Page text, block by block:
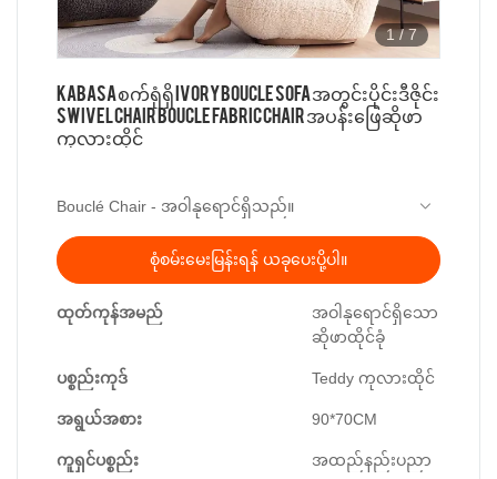
1/7
KABASA စက်ရုံရှိ Ivory boucle sofa အတွင်းပိုင်းဒီဇိုင်း
Swivel chair Boucle fabric chair အပန်းဖြေဆိုဖာ
ကုလားထိုင်
Bouclé Chair - အဝါနုရောင်ရှိသည်။
ကျွန်ုပ်တို့၏ Bouclé Chair သည် ကျွန်ုပ်
တို့၏အကြိုက်ဆုံး ရာစုအလယ်ပိုင်း ဒီဇိုင်းများဖြင့်
မှုတ်သွင်းထားသော ခေတ်မမီသော အစိတ်အပိုင်းတစ်
ခုဖြစ်သည်။ ဖျင်ပိုက်အသေးစိတ်ဖြင့် ချီးမွမ်းထားသော
ရိုးရှင်းသော မျဉ်းကွေးများတွင် အောက်ဖော်ပြပါ ဇိမ်ခံ
မှုကို တွေ့ရပါသည်။
လက်တင်ကုလားထိုင်တစ်ခုစီကို အကောင်းမွန်ဆုံး
bouclé ထည်ဖြင့် ဖုံးအုပ်ထားခြင်းမပြုမီ အကောင်းဆုံး
သော သက်တောင့်သက်သာရှိစေရန် အကောင်းမွန်ဆုံး
သော သက်တောင့်သက်သာရှိစေရန်အတွက်
အရည်အသွေးအမြင့်မားဆုံး အမြှုပ်အဖုံးဖြင့်ပြုလုပ်
စုံစမ်းမေးမြန်းရန် ယခုပေးပို့ပါ။
ထုတ်ကုန်အမည်
အဝါနုရောင်ရှိသော
ဆိုဖာထိုင်ခုံ
ပစ္စည်းကုဒ် Teddy ကုလားထိုင်
အရွယ်အစား 90*70CM
ကူရှင်ပစ္စည်း အထည်နည်းပညာ